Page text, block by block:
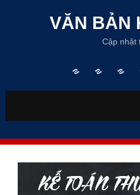
VĂN BẢN
Cập nhật
chủ
VẤN
BẢN